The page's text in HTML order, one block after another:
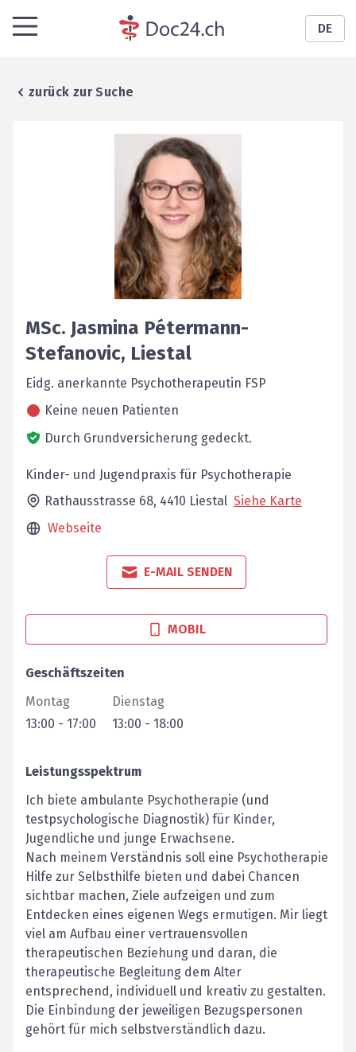
DE
zurück zur Suche
MSc. Jasmina Pétermann-
Stefanovic, Liestal
Eidg. anerkannte Psychotherapeutin FSP
Keine neuen Patienten
Durch Grundversicherung gedeckt.
Kinder- und Jugendpraxis für Psychotherapie
Rathausstrasse 68, 4410 Liestal Siehe Karte
Webseite
E-MAIL SENDEN
MOBIL
Geschäftszeiten
Montag
13:00 - 17:00
Dienstag
13:00 - 18:00
Leistungsspektrum
Ich biete ambulante Psychotherapie (und
testpsychologische Diagnostik) für Kinder,
Jugendliche und junge Erwachsene.
Nach meinem Verständnis soll eine Psychotherapie
Hilfe zur Selbsthilfe bieten und dabei Chancen
sichtbar machen, Ziele aufzeigen und zum
Entdecken eines eigenen Wegs ermutigen. Mir liegt
viel am Aufbau einer vertrauensvollen
therapeutischen Beziehung und daran, die
therapeutische Begleitung dem Alter
entsprechend, individuell und kreativ zu gestalten.
Die Einbindung der jeweiligen Bezugspersonen
gehört für mich selbstverständlich dazu.